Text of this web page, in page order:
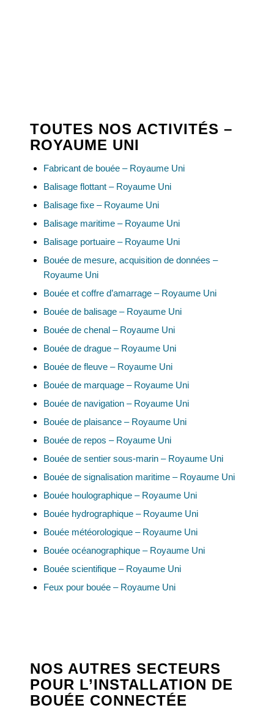
TOUTES NOS ACTIVITÉS –
ROYAUME UNI
Fabricant de bouée – Royaume Uni
Balisage flottant – Royaume Uni
Balisage fixe – Royaume Uni
Balisage maritime – Royaume Uni
Balisage portuaire – Royaume Uni
Bouée de mesure, acquisition de données –
Royaume Uni
Bouée et coffre d’amarrage – Royaume Uni
Bouée de balisage – Royaume Uni
Bouée de chenal – Royaume Uni
Bouée de drague – Royaume Uni
Bouée de fleuve – Royaume Uni
Bouée de marquage – Royaume Uni
Bouée de navigation – Royaume Uni
Bouée de plaisance – Royaume Uni
Bouée de repos – Royaume Uni
Bouée de sentier sous-marin – Royaume Uni
Bouée de signalisation maritime – Royaume Uni
Bouée houlographique – Royaume Uni
Bouée hydrographique – Royaume Uni
Bouée météorologique – Royaume Uni
Bouée océanographique – Royaume Uni
Bouée scientifique – Royaume Uni
Feux pour bouée – Royaume Uni
NOS AUTRES SECTEURS
POUR L’INSTALLATION DE
BOUÉE CONNECTÉE